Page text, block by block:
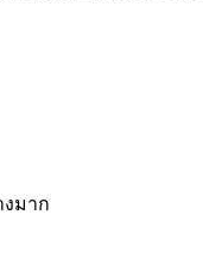
งมาก